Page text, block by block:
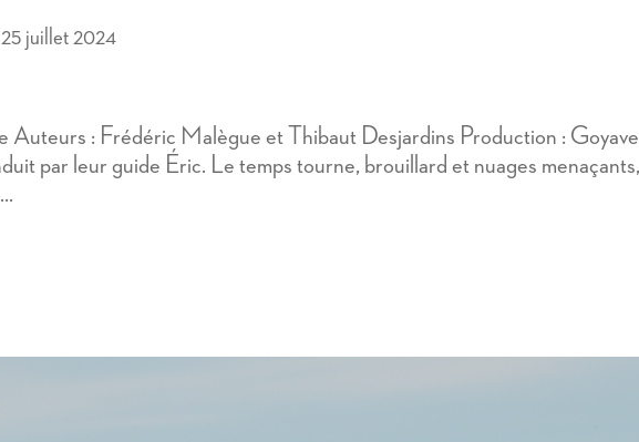
25 juillet 2024
Auteurs : Frédéric Malègue et Thibaut Desjardins Production :
par leur guide Éric. Le temps tourne, brouillard et nuages